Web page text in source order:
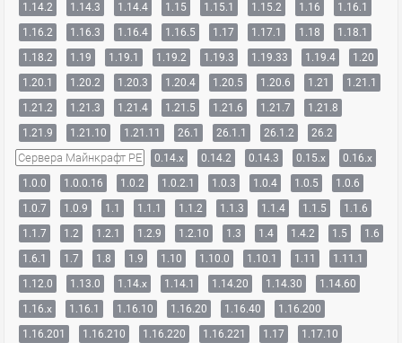
1.14.2
1.14.3 1.14.4 1.15 1.15.1 1.15.2 1.16
1.16.1
1.16.2
1.16.3 1.16.4 1.16.5 1.17 1.17.1 1.18
1.18.1
1.18.2
1.19 1.19.1 1.19.2 1.19.3 1.19.33 1.19.4
1.20
1.20.1
1.20.2 1.20.3 1.20.4 1.20.5 1.20.6 1.21
1.21.1
1.21.2
1.21.3 1.21.4 1.21.5 1.21.6 1.21.7
1.21.8
1.21.9
1.21.10 1.21.11 26.1 26.1.1 26.1.2 26.2
Сервера Майнкрафт PE 0.14.x 0.14.2 0.14.3 0.15.x
0.16.x
1.0.0
1.0.0.16 1.0.2 1.0.2.1 1.0.3 1.0.4 1.0.5
1.0.6
1.0.7
1.0.9 1.1 1.1.1 1.1.2 1.1.3 1.1.4 1.1.5
1.1.6
1.1.7
1.2 1.2.1 1.2.9 1.2.10 1.3 1.4 1.4.2 1.5
1.6
1.6.1
1.7 1.8 1.9 1.10 1.10.0 1.10.1 1.11
1.11.1
1.12.0
1.13.0 1.14.x 1.14.1 1.14.20 1.14.30
1.14.60
1.16.x
1.16.1 1.16.10 1.16.20 1.16.40
1.16.200
1.16.201
1.16.210 1.16.220 1.16.221 1.17
1.17.10